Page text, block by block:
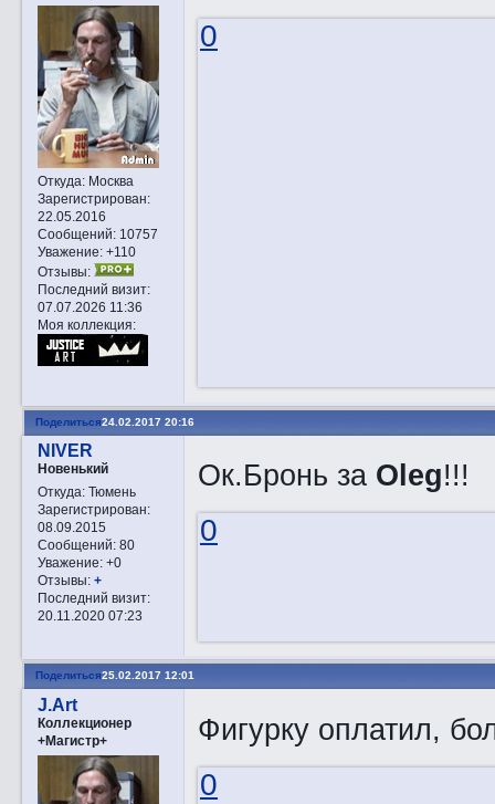
Откуда:Москва
Зарегистрирован:
22.05.2016
Сообщений:10757
Уважение: +110
Отзывы:
Последний визит:
07.07.2026 11:36
Моя коллекция:
0
Поделиться24.02.2017 20:16
NIVER
Новенький
Откуда:Тюмень
Зарегистрирован:
08.09.2015
Сообщений:80
Уважение: +0
Отзывы: +
Последний визит:
20.11.2020 07:23
Ок.Бронь за Oleg!!!
0
Поделиться25.02.2017 12:01
J.Art
Коллекционер
+Магистр+
Фигурку оплатил,
0